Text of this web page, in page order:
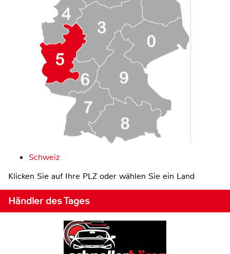
Schweiz
Klicken Sie auf Ihre PLZ oder wählen Sie ein Land
Händler des Tages